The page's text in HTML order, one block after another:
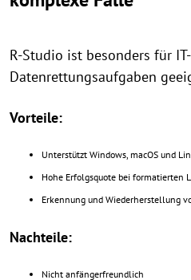
R-Studio ist besonders für
Datenrettungsaufgaben
Vorteile:
Unterstützt Windows, macOS und
Hohe Erfolgsquote bei formatierten
Erkennung und Wiederherstellung
Nachteile:
Nicht anfängerfreundlich